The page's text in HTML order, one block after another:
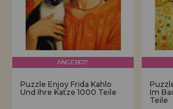
ANGEBOT!
Puzzle Enjoy Frida Kahlo
Und Ihre Katze 1000 Teile
Im
Teile